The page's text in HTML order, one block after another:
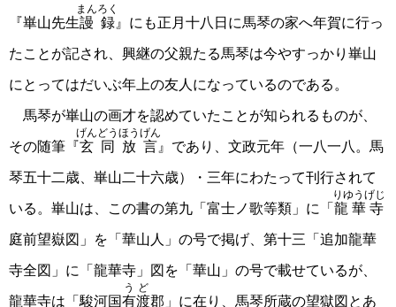
『崋山先生謾録
まんろく
』にも正月十八日に馬琴の家へ年賀に行っ
たことが記され、興継の父親たる馬琴は今やすっかり崋山
にとってはだいぶ年上の友人になっているのである。
馬琴が崋山の画才を認めていたことが知られるものが、
その随筆『玄同放言
げんどうほうげん
』であり、文政元年（一八一八。馬
琴五十二歳、崋山二十六歳）・三年にわたって刊行されて
いる。崋山は、この書の第九「富士ノ歌等類」に「 龍華寺
りゆうげじ
庭前望嶽図」を「華山人」の号で掲げ、第十三「追加龍華
寺全図」に「龍華寺」図を「華山」の号で載せているが、
龍華寺は「駿河国有渡
うど
郡」に在り、馬琴所蔵の望獄図とあ